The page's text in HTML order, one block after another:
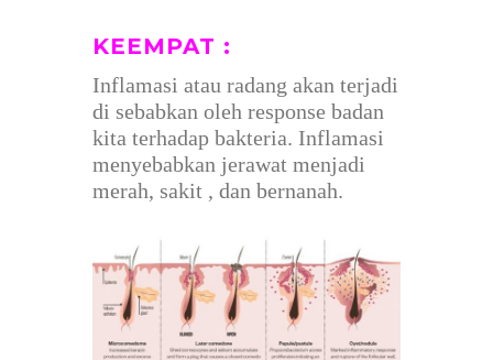
KEEMPAT :
Inflamasi atau radang akan terjadi
di sebabkan oleh response badan
kita terhadap bakteria. Inflamasi
menyebabkan jerawat menjadi
merah, sakit , dan bernanah.